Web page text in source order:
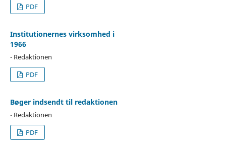
PDF
Institutionernes virksomhed i
1966
- Redaktionen
PDF
Bøger indsendt til redaktionen
- Redaktionen
PDF